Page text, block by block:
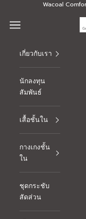
Skip to contentWacoal
Navigation menu
เกี่ยวกับเรา
นักลงทุน
สัมพันธ์
เสื้อชั้นใน
กางเกงชั้น
ใน
ชุดกระชับ
สัดส่วน